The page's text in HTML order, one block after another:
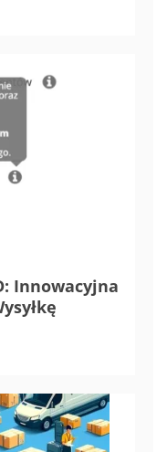
Innowacyjna